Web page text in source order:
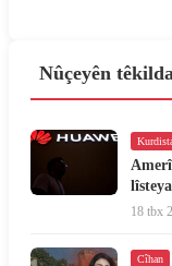
Nûçeyên
18 tbx
Cîhan